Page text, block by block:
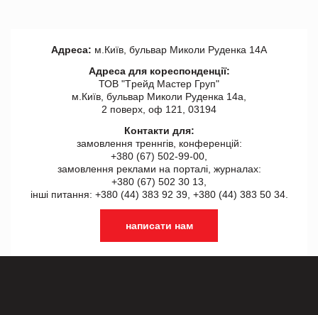
Адреса: м.Київ, бульвар Миколи Руденка 14А
Адреса для кореспонденції:
ТОВ "Tрейд Мастер Груп"
м.Київ, бульвар Миколи Руденка 14а,
2 поверх, оф 121, 03194
Контакти для:
замовлення треннгів, конференцій:
+380 (67) 502-99-00,
замовлення реклами на порталі, журналах:
+380 (67) 502 30 13,
інші питання: +380 (44) 383 92 39, +380 (44) 383 50 34.
написати нам